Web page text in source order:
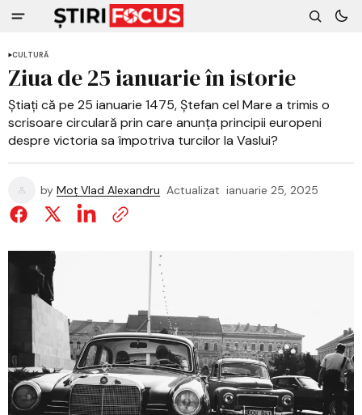
CULTURĂ
Ziua de 25 ianuarie în istorie
Știați că pe 25 ianuarie 1475, Ștefan cel Mare a trimis o
scrisoare circulară prin care anunța principii europeni
despre victoria sa împotriva turcilor la Vaslui?
by Moț Vlad Alexandru Actualizat ianuarie 25, 2025